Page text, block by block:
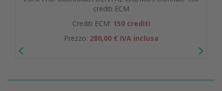
crediti ECM
Crediti ECM: 150 crediti
Prezzo: 280,00 € IVA inclusa